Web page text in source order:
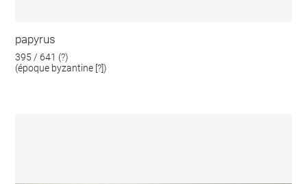
papyrus
395 / 641 (?)
(époque byzantine [?])